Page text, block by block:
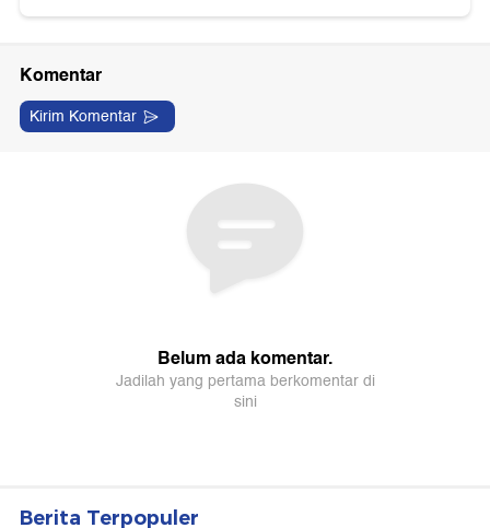
Berita Terpopuler